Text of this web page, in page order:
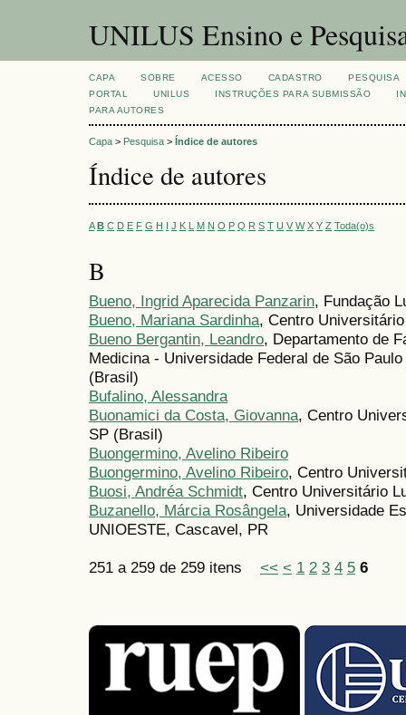
UNILUS Ensino e
CAPA SOBRE ACESSO CADASTRO
PESQUISA
PORTAL
UNILUS INSTRUÇÕES PARA SUBMISSÃO
PARA AUTORES
Capa > Pesquisa > Índice de autores
Índice de autores
A B C D E F G H I J K L M N O P Q R S T U V W X Y Z Toda(o)s
B
Bueno, Ingrid Aparecida Panzarin, Fundação
Bueno, Mariana Sardinha, Centro
Bueno Bergantin, Leandro, Departamento de
Medicina - Universidade Federal de São
(Brasil)
Bufalino, Alessandra
Buonamici da Costa, Giovanna, Centro
SP (Brasil)
Buongermino, Avelino Ribeiro
Buongermino, Avelino Ribeiro, Centro
Buosi, Andréa Schmidt, Centro Universitário
Buzanello, Márcia Rosângela, Universidade
UNIOESTE, Cascavel, PR
251 a 259 de 259 itens << < 1 2 3 4 5 6